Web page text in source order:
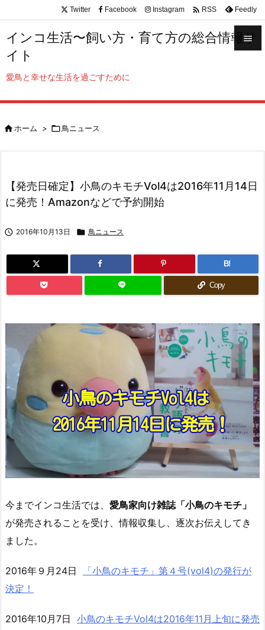
インコ生活〜飼い方・育て方の総合情報サ
イト
愛鳥と幸せな生活を過ごすために

サイド


Twitter Facebook Instagram  RSS Feedly
ホーム > 鳥ニュース
【発売日確定】小鳥のキモチVol4は2016年11月14日
に発売！Amazonなどで予約開始
 2016年10月13日  鳥ニュース
B!
Copy
今までインコ生活では、 愛鳥家向け雑誌「小鳥のキモチ」
が発売されることを受け、情報収集し、逐次お伝えしてき
ました。
2016年９月24日
「小鳥のキモチ」第４号(vol4)の発行が
決定！
2016年10月7日 小鳥のキモチVol4は2016年11月上旬に発売